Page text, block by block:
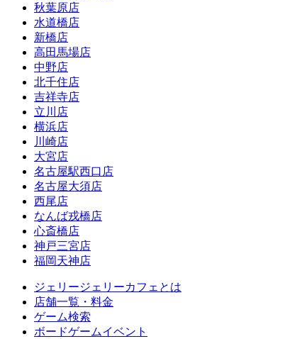
秋葉原店
水道橋店
新橋店
高田馬場店
中野店
北千住店
吉祥寺店
立川店
横浜店
川崎店
大宮店
名古屋駅西口店
名古屋大須店
西尾店
なんば戎橋店
心斎橋店
神戸三宮店
福岡天神店
ジェリージェリーカフェとは
店舗一覧・料金
ゲーム検索
ボードゲームイベント